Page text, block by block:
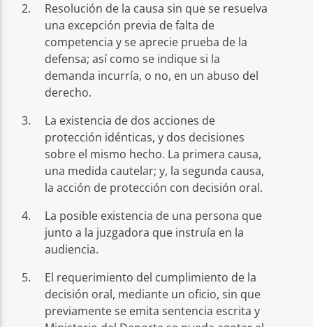
Resolución de la causa sin que se resuelva
una excepción previa de falta de
competencia y se aprecie prueba de la
defensa; así como se indique si la
demanda incurría, o no, en un abuso del
derecho.
La existencia de dos acciones de
protección idénticas, y dos decisiones
sobre el mismo hecho. La primera causa,
una medida cautelar; y, la segunda causa,
la acción de protección con decisión oral.
La posible existencia de una persona que
junto a la juzgadora que instruía en la
audiencia.
El requerimiento del cumplimiento de la
decisión oral, mediante un oficio, sin que
previamente se emita sentencia escrita y